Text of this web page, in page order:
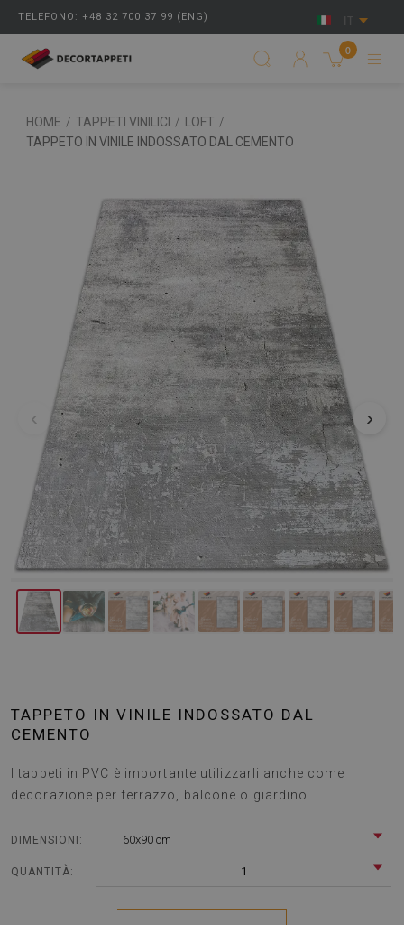
TELEFONO: +48 32 700 37 99 (ENG)
0
HOME / TAPPETI VINILICI / LOFT /
TAPPETO IN VINILE INDOSSATO DAL CEMENTO
‹ ›
TAPPETO IN VINILE INDOSSATO DAL
CEMENTO
I tappeti in PVC è importante utilizzarli anche come
decorazione per terrazzo, balcone o giardino.
DIMENSIONI: 60x90 cm
QUANTITÀ: 1